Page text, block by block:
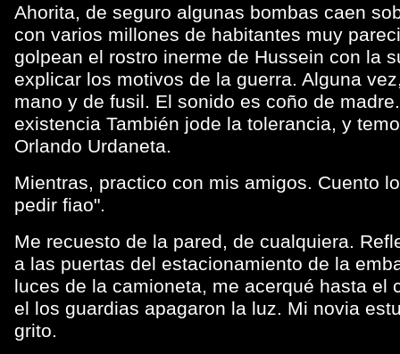
Ahorita, de seguro algunas bombas caen
con varios millones de habitantes muy
golpean el rostro inerme de Hussein con la
explicar los motivos de la guerra. Alguna
mano y de fusil. El sonido es coño de
existencia También jode la tolerancia, y
Orlando Urdaneta.
Mientras, practico con mis amigos. Cuento
pedir fiao".
Me recuesto de la pared, de cualquiera.
a las puertas del estacionamiento de la
luces de la camioneta, me acerqué hasta
el los guardias apagaron la luz. Mi novia
grito.